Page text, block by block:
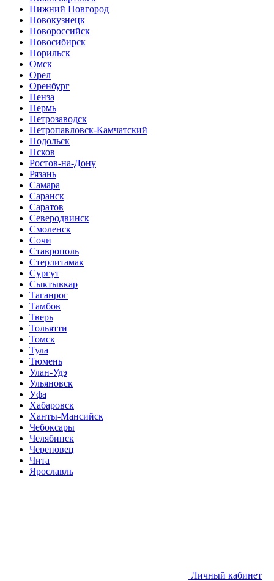
Нижний Новгород
Новокузнецк
Новороссийск
Новосибирск
Норильск
Омск
Орел
Оренбург
Пенза
Пермь
Петрозаводск
Петропавловск-Камчатский
Подольск
Псков
Ростов-на-Дону
Рязань
Самара
Саранск
Саратов
Северодвинск
Смоленск
Сочи
Ставрополь
Стерлитамак
Сургут
Сыктывкар
Таганрог
Тамбов
Тверь
Тольятти
Томск
Тула
Тюмень
Улан-Удэ
Ульяновск
Уфа
Хабаровск
Ханты-Мансийск
Чебоксары
Челябинск
Череповец
Чита
Ярославль
Личный кабинет